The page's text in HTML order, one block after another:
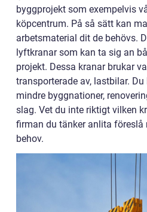
byggprojekt som exempelvis
köpcentrum. På så sätt kan
arbetsmaterial dit de behövs.
lyftkranar som kan ta sig an
projekt. Dessa kranar brukar
transporterade av, lastbilar.
mindre byggnationer,
slag. Vet du inte riktigt vilken
firman du tänker anlita
behov.